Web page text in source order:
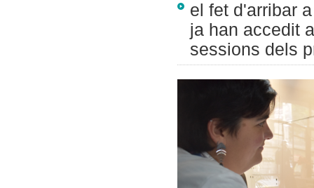
el fet d'arribar
ja han accedit
sessions dels